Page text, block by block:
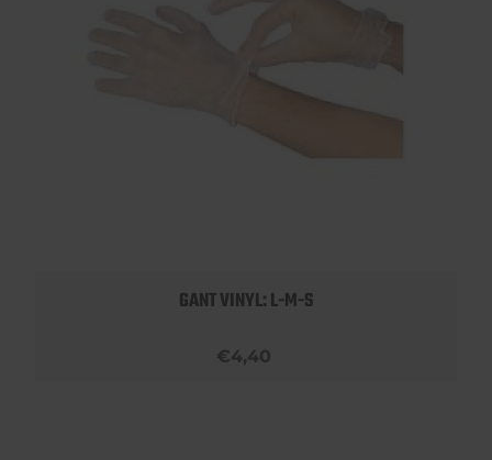
GANT VINYL: L-M-S
€4,40